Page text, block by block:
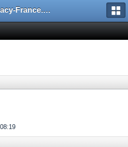
Legacy-France.org - Forum